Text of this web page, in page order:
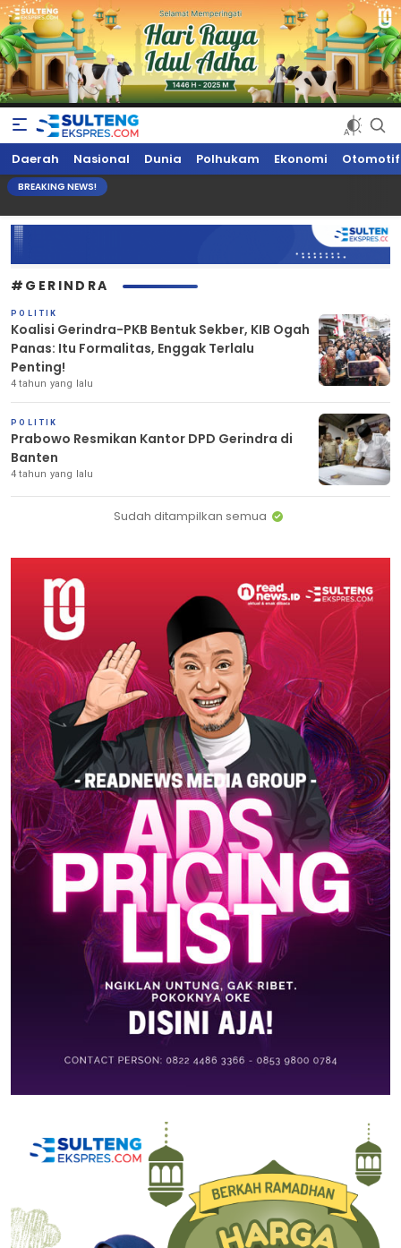
Sultengekspres.com
Berita Seputar Sulteng Hari Ini, Update Terkini, Suaranya Rakyat
Sulteng
Daerah Nasional Dunia Polhukam Ekonomi Otomotif
BREAKING NEWS!
#GERINDRA
POLITIK
Koalisi Gerindra-PKB Bentuk Sekber, KIB Ogah
Panas: Itu Formalitas, Enggak Terlalu
Penting!
4 tahun yang lalu
POLITIK
Prabowo Resmikan Kantor DPD Gerindra di
Banten
4 tahun yang lalu
Sudah ditampilkan semua